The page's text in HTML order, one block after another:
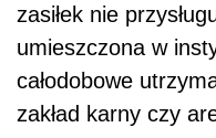
zasiłek nie
umieszczona w
całodobowe
zakład karny czy